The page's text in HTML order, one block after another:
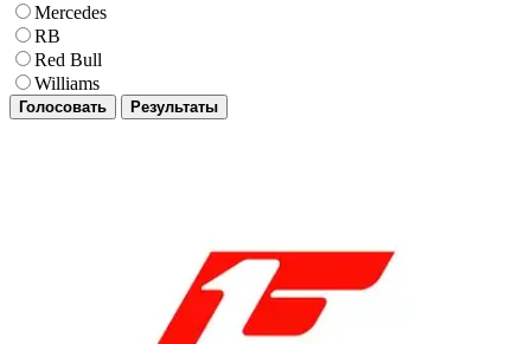
Mercedes
RB
Red Bull
Williams
Голосовать Результаты